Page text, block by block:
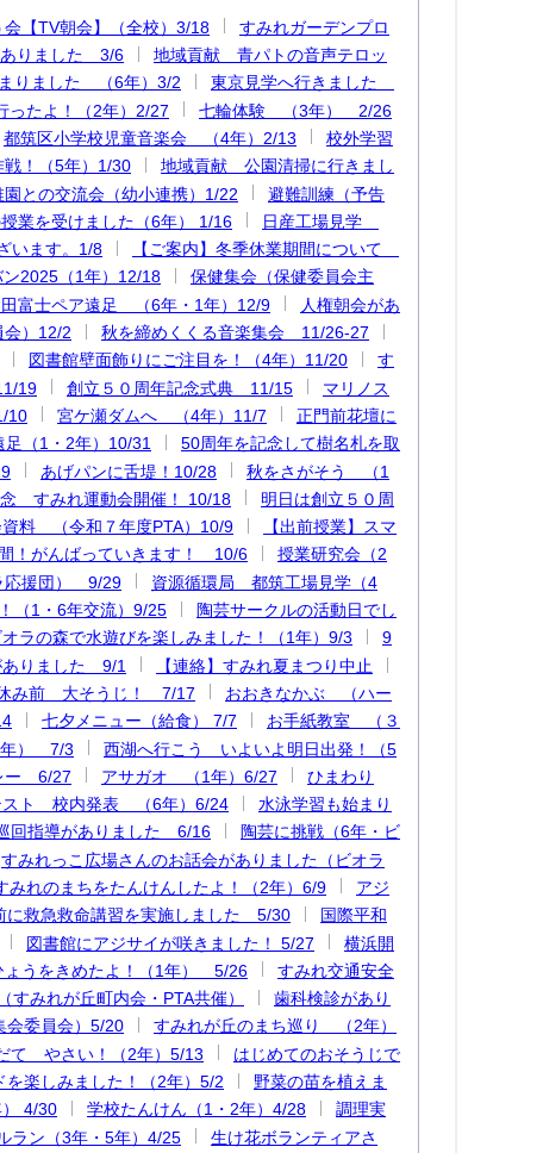
会【TV朝会】（全校）3/18
すみれガーデンプロ
ありました 3/6
地域貢献 青パトの音声テロッ
りました （6年）3/2
東京見学へ行きました
ったよ！（2年）2/27
七輪体験 （3年） 2/26
都筑区小学校児童音楽会 （4年）2/13
校外学習
！（5年）1/30
地域貢献 公園清掃に行きまし
との交流会（幼小連携）1/22
避難訓練（予告
業を受けました（6年） 1/16
日産工場見学
います。1/8
【ご案内】冬季休業期間について
2025（1年）12/18
保健集会（保健委員会主
田富士ペア遠足 （6年・1年）12/9
人権朝会があ
会）12/2
秋を締めくくる音楽集会 11/26-27
図書館壁面飾りにご注目を！（4年）11/20
す
19 創立５０周年記念式典 11/15
マリノス
10 宮ケ瀬ダムへ （4年）11/7
正門前花壇に
（1・2年）10/31
50周年を記念して樹名札を取
あげパンに舌堤！10/28
秋をさがそう （1
すみれ運動会開催！ 10/18
明日は創立５０周
資料 （令和７年度PTA）10/9
【出前授業】スマ
！がんばっていきます！ 10/6
授業研究会（2
応援団） 9/29
資源循環局 都筑工場見学（4
（1・6年交流）9/25
陶芸サークルの活動日でし
オラの森で水遊びを楽しみました！（1年）9/3
9
ありました 9/1
【連絡】すみれ夏まつり中止
み前 大そうじ！ 7/17
おおきなかぶ （ハー
七夕メニュー（給食） 7/7
お手紙教室 （３
年） 7/3
西湖へ行こう いよいよ明日出発！（5
ー 6/27 アサガオ （1年）6/27
ひまわり
スト 校内発表 （6年）6/24
水泳学習も始まり
回指導がありました 6/16
陶芸に挑戦（6年・ビ
すみれっこ広場さんのお話会がありました（ビオラ
みれのまちをたんけんしたよ！（2年）6/9
アジ
に救急救命講習を実施しました 5/30
国際平和
図書館にアジサイが咲きました！ 5/27
横浜開
ょうをきめたよ！（1年） 5/26
すみれ交通安全
みれが丘町内会・PTA共催）
歯科検診があり
会委員会）5/20
すみれが丘のまち巡り （2年）
て やさい！（2年）5/13
はじめてのおそうじで
を楽しみました！（2年）5/2
野菜の苗を植えま
4/30 学校たんけん（1・2年）4/28
調理実
ラン（3年・5年）4/25
生け花ボランティアさ